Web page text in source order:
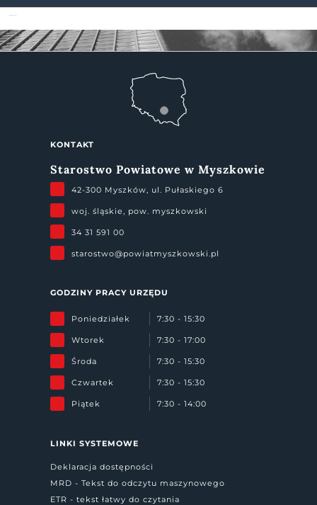
KONTAKT
Starostwo Powiatowe w Myszkowie
42-300 Myszków, ul. Pułaskiego 6
woj. śląskie, pow. myszkowski
34 31 591 00
starostwo@powiatmyszkowski.pl
GODZINY PRACY URZĘDU
Poniedziałek 7:30 - 15:30
Wtorek 7:30 - 17:00
Środa 7:30 - 15:30
Czwartek 7:30 - 15:30
Piątek 7:30 - 14:00
LINKI SYSTEMOWE
Deklaracja dostępności
MRD - Tekst do odczytu maszynowego
ETR - tekst łatwy do czytania